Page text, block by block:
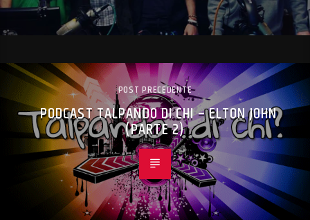
POST PRECEDENTE
PODCAST TALPANDO DI CHI – ELTON JOHN
(PARTE 2)